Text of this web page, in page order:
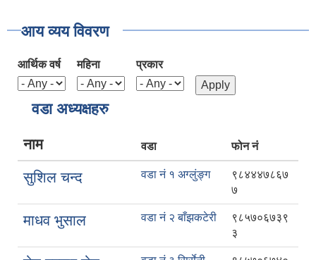
आय व्यय विवरण
आर्थिक वर्ष महिना प्रकार
वडा अध्यक्षहरु
नाम वडा फोन नं
सुशिल चन्द वडा नं १ अग्लुंङ्ग
९८४४४७८६७
७
माधव भुसाल वडा नं २ बाँझकटेरी
९८५७०६७३९
३